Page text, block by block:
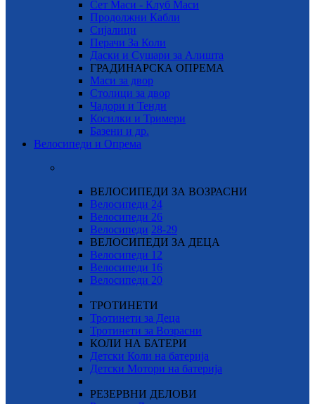
Сет Маси - Клуб Маси
Продолжни Кабли
Сијалици
Перачи За Коли
Даски и Сушари за Алишта
ГРАДИНАРСКА ОПРЕМА
Маси за двор
Столици за двор
Чадори и Тенди
Косилки и Тримери
Базени и др.
Велосипеди и Опрема
ВЕЛОСИПЕДИ ЗА ВОЗРАСНИ
Велосипеди 24
Велосипеди 26
Велосипеди 28-29
ВЕЛОСИПЕДИ ЗА ДЕЦА
Велосипеди 12
Велосипеди 16
Велосипеди 20
ТРОТИНЕТИ
Тротинети за Деца
Тротинети за Возрасни
КОЛИ НА БАТЕРИ
Детски Коли на батерија
Детски Мотори на батерија
РЕЗЕРВНИ ДЕЛОВИ